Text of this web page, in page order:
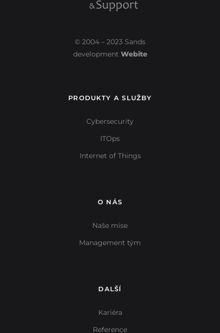
© 2004 – 2023 Sands
development Webite
PRODUKTY A SLUŽBY
Cybersecurity
ITOps
Internet of Things
O NÁS
Naše mise
Management tým
DALŠÍ
Kariéra
Reference